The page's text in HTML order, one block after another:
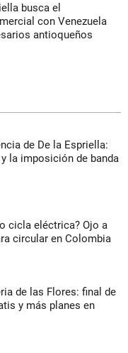
busca el
con Venezuela
antioqueños
de De la Espriella:
la imposición de banda
cicla eléctrica? Ojo a
circular en Colombia
de las Flores: final de
y más planes en